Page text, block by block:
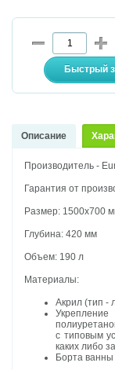
Описание
Производитель -
Гарантия от
Размер: 1500х700
Глубина: 420 мм
Объем: 190 л
Материалы:
Акрил (тип
с типовым
каких либо
Борта